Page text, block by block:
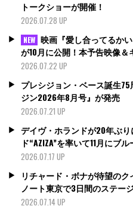
トークショーが開催！
2026.07.28 UP
NEW 映画『愛し合ってるか
が10月に公開！本予告映像
2026.07.22 UP
プレシジョン・ベース誕生
ジン2026年8月号』が発売
2026.07.21 UP
デイヴ・ホランドが20年ぶ
ド“AZIZA”を率いて11月にブ
2026.07.17 UP
リチャード・ボナが待望の
ノート東京で3日間のステー
2026.07.14 UP